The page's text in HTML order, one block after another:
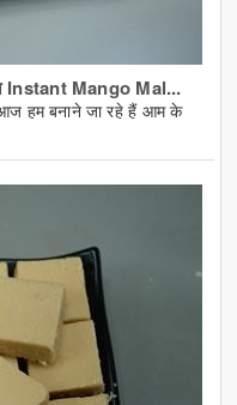
Instant Mango Mal...
हम बनाने जा रहे हैं आम के